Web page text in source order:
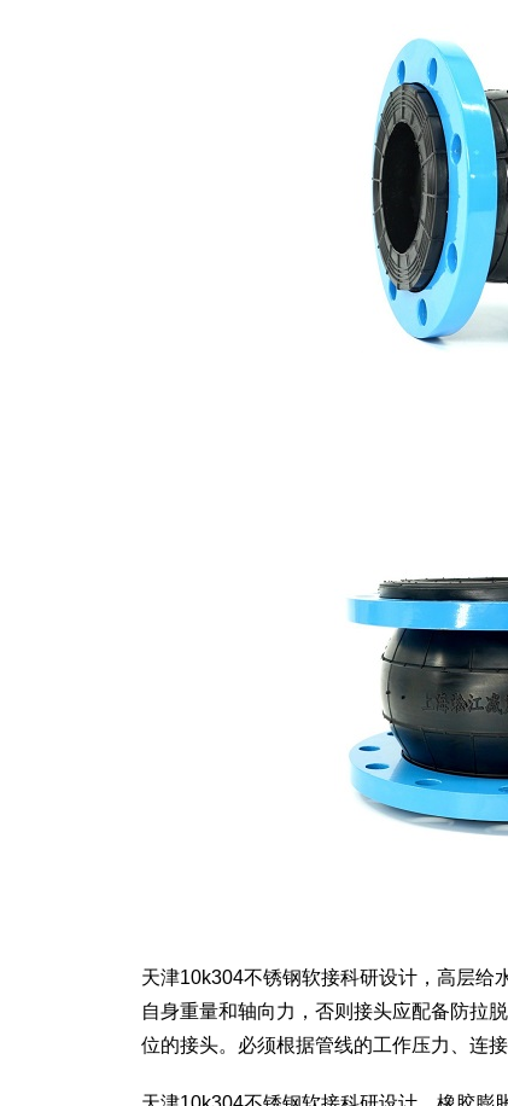
天津10k304不锈钢软接科研设计，高层给
自身重量和轴向力，否则接头应配备防拉
位的接头。必须根据管线的工作压力、连